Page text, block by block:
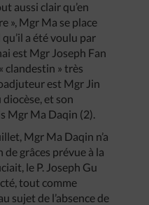
aussi clair qu’en
», Mgr Ma se place
a été voulu par
est Mgr Joseph Fan
clandestin » très
est Mgr Jin
et son
Mgr Ma Daqin (2).
Mgr Ma Daqin n’a
de grâces prévue à la
le P. Joseph Gu
tout comme
sujet de l’absence de